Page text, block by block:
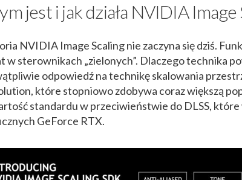
jest i jak działa NVIDIA Image
NVIDIA Image Scaling nie zaczyna się dziś.
w sterownikach „zielonych”. Dlaczego technika
odpowiedź na technikę skalowania
które stopniowo zdobywa coraz większą
standardu w przeciwieństwie do DLSS,
GeForce RTX.